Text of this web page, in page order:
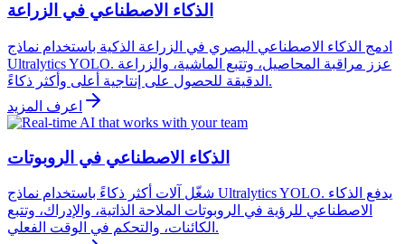
الذكاء الاصطناعي في الزراعة
ادمج الذكاء الاصطناعي البصري في الزراعة الذكية باستخدام نماذج
Ultralytics YOLO. عزز مراقبة المحاصيل، وتتبع الماشية، والزراعة
الدقيقة للحصول على إنتاجية أعلى وأكثر ذكاءً.
اعرف المزيد
الذكاء الاصطناعي في الروبوتات
شغّل آلات أكثر ذكاءً باستخدام نماذج Ultralytics YOLO. يدفع الذكاء
الاصطناعي للرؤية في الروبوتات الملاحة الذاتية، والإدراك، وتتبع
الكائنات، والتحكم في الوقت الفعلي.